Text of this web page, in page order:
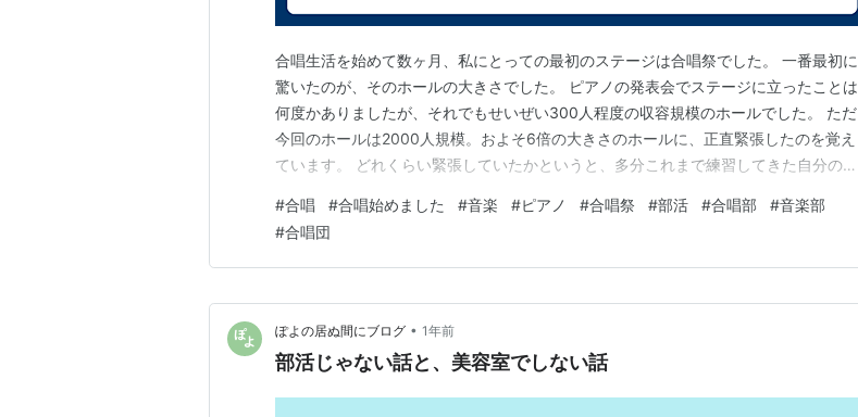
合唱生活を始めて数ヶ月、私にとっての最初のステージは合唱祭でした。 一番最初に
驚いたのが、そのホールの大きさでした。 ピアノの発表会でステージに立ったことは
何度かありましたが、それでもせいぜい300人程度の収容規模のホールでした。 ただ
今回のホールは2000人規模。およそ6倍の大きさのホールに、正直緊張したのを覚え
ています。 どれくらい緊張していたかというと、多分これまで練習してきた自分の音
を覚えてるだけでも精一杯だったかもしれません（笑） 演奏後に拍手はもらえたもの
の、入場してから退場するまでの時間がすごく長く感…
#合唱 #合唱始めました #音楽 #ピアノ #合唱祭 #部活 #合唱部 #音楽部
#合唱団
ぽよの居ぬ間にブログ • 1年前
部活じゃない話と、美容室でしない話